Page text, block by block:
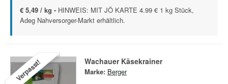
€ 5,49 / kg - HINWEIS: MIT JÖ KARTE 4.99 € 1 kg Stück,
Adeg Nahversorger-Markt erhältlich.
Verpasst! Wachauer Käsekrainer
Marke: Berger